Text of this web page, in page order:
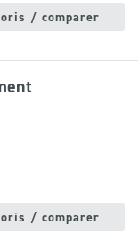
/ comparer
/ comparer